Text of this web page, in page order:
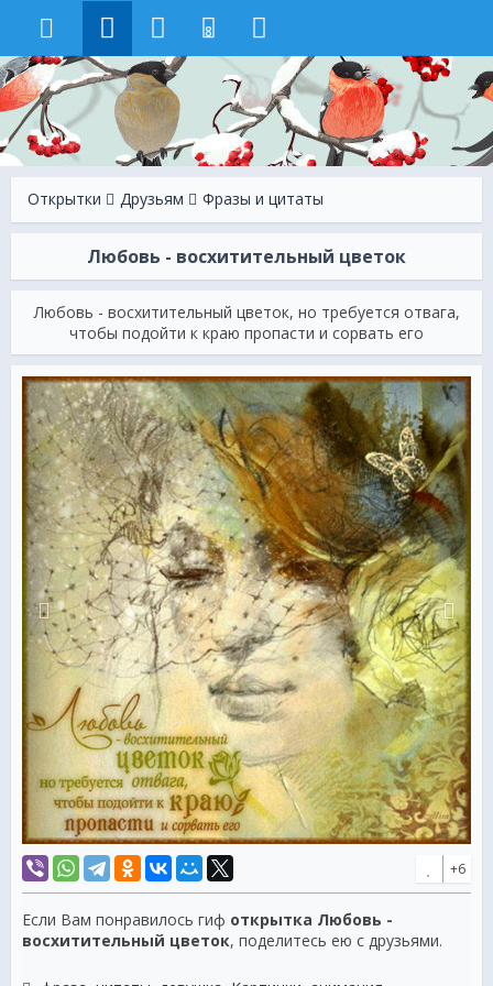
8
Открытки Друзьям Фразы и цитаты
Любовь - восхитительный цветок
Любовь - восхитительный цветок, но требуется отвага,
чтобы подойти к краю пропасти и сорвать его
+6
Если Вам понравилось гиф открытка Любовь -
восхитительный цветок, поделитесь ею с друзьями.